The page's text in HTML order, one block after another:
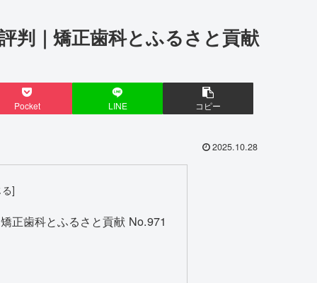
判｜矯正歯科とふるさと貢献
Pocket LINE コピー
2025.10.28
正歯科とふるさと貢献 No.971